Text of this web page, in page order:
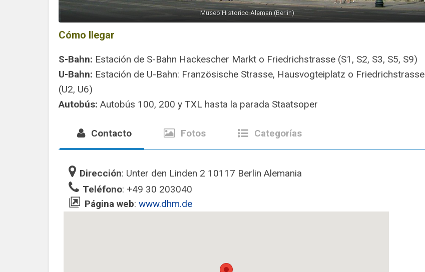
Museo Historico Aleman (Berlin)
Cómo llegar
S-Bahn: Estación de S-Bahn Hackescher Markt o Friedrichstrasse (S1, S2, S3, S5, S9)
U-Bahn: Estación de U-Bahn: Französische Strasse, Hausvogteiplatz o Friedrichstrasse
(U2, U6)
Autobús: Autobús 100, 200 y TXL hasta la parada Staatsoper
Contacto Fotos Categorías
Dirección: Unter den Linden 2 10117 Berlin Alemania
Teléfono: +49 30 203040
Página web: www.dhm.de